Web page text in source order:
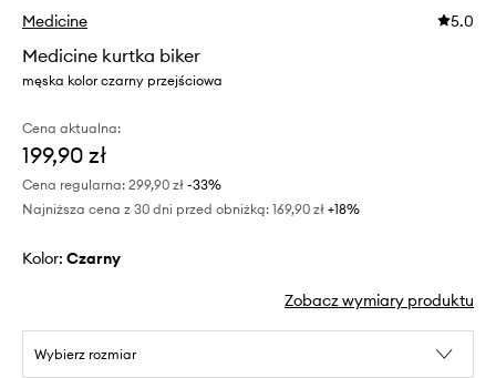
Medicine 5.0
Medicine kurtka biker
męska kolor czarny przejściowa
Cena aktualna:
199,90 zł
Cena regularna: 299,90 zł -33%
Najniższa cena z 30 dni przed obniżką: 169,90 zł +18%
Kolor: czarny
Zobacz wymiary produktu
Wybierz rozmiar